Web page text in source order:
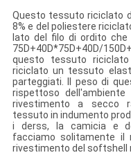
Questo tessuto riciclato
8% e del poliestere
lato del filo di ordito
75D+40D*75D+40D/
questo tessuto
riciclato un tessuto
parteggiati. Il peso di
rispettoso
rivestimento a secco
tessuto in indumento
i derss, la camicia e
facciamo solitamente il
rivestimento del softshell